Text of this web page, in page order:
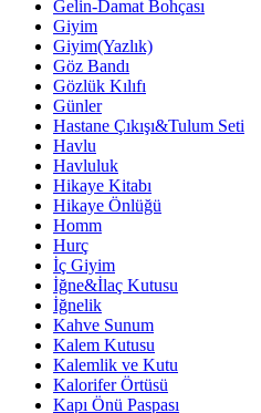
Gelin-Damat Bohçası
Giyim
Giyim(Yazlık)
Göz Bandı
Gözlük Kılıfı
Günler
Hastane Çıkışı&Tulum Seti
Havlu
Havluluk
Hikaye Kitabı
Hikaye Önlüğü
Homm
Hurç
İç Giyim
İğne&İlaç Kutusu
İğnelik
Kahve Sunum
Kalem Kutusu
Kalemlik ve Kutu
Kalorifer Örtüsü
Kapı Önü Paspası